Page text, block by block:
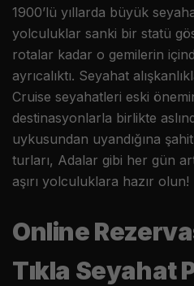
1900’lü yıllarda büyük
yolculuklar sanki bir statü
rotalar kadar o gemilerin
ayrıcalıktı. Seyahat
Cruise seyahatleri eski
destinasyonlarla birlikte
uykusundan uyandığına
turları, Adalar gibi her gün
aşırı yolculuklara hazır olun!
Online
Tıkla Seyahat